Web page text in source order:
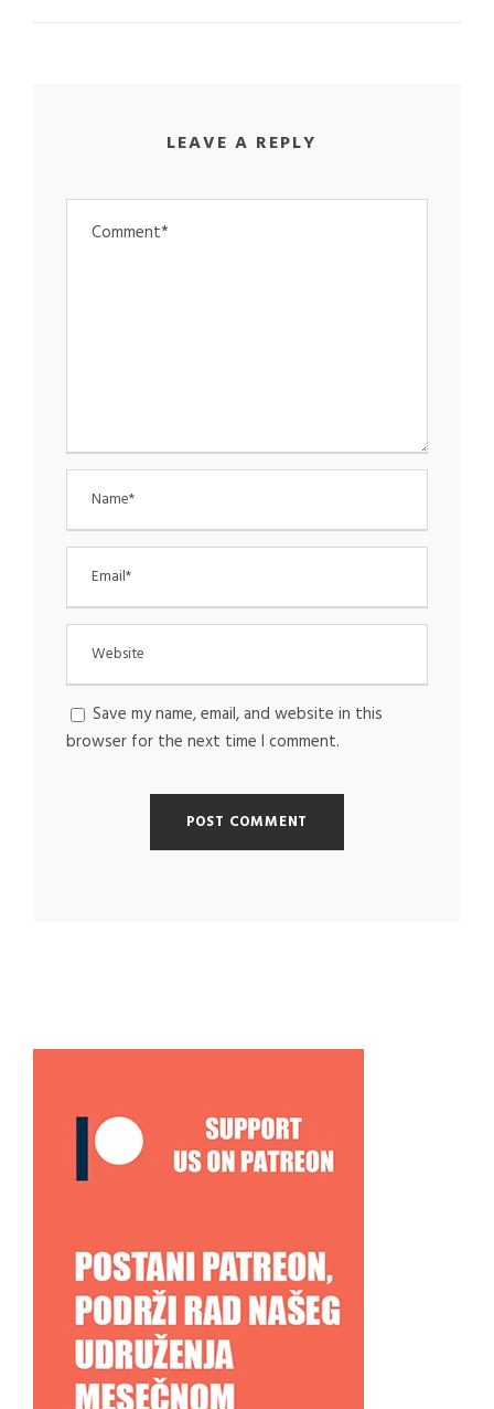
LEAVE A REPLY
Save my name, email, and website in this
browser for the next time I comment.